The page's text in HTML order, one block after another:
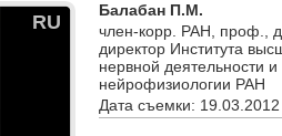
RU
Балабан П.М.
член-корр. РАН, проф.,
директор Института
нервной деятельности и
нейрофизиологии РАН
Дата съемки: 19.03.2012